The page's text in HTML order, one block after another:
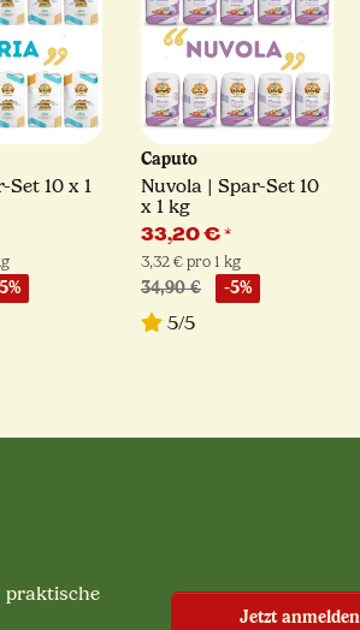
10 x 1
Caputo
Nuvola | Spar-Set 10
x 1 kg
33,20 €*
3,32 € pro 1 kg
34,90 € -5%
5/5
praktische
Jetzt